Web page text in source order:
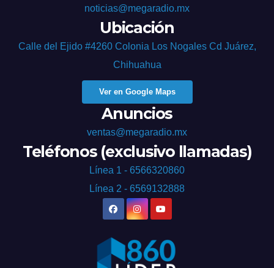
noticias@megaradio.mx
Ubicación
Calle del Ejido #4260 Colonia Los Nogales Cd Juárez,
Chihuahua
Ver en Google Maps
Anuncios
ventas@megaradio.mx
Teléfonos (exclusivo llamadas)
Línea 1 - 6566320860
Línea 2 - 6569132888